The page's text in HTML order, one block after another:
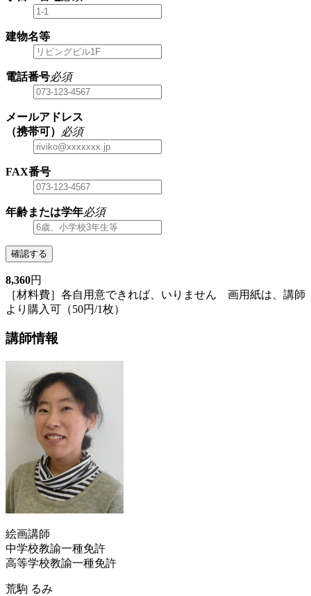
建物名等
電話番号必須
メールアドレス
（携帯可）
必須
FAX番号
年齢または学年必須
確認する
8,360円
［材料費］各自用意できれば、いりません 画用紙は、講師
より購入可（50円/1枚）
講師情報
絵画講師
中学校教諭一種免許
高等学校教諭一種免許
荒駒 るみ